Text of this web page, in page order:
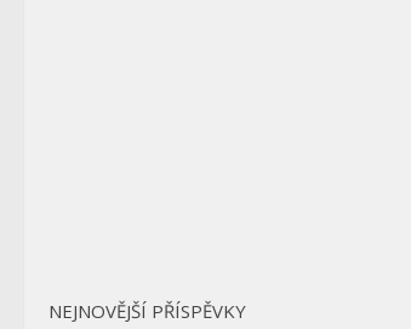
NEJNOVĚJŠÍ PŘÍSPĚVKY